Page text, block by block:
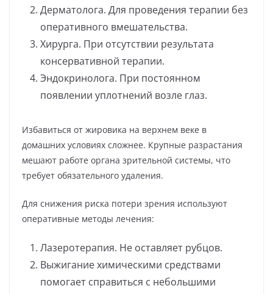
Дерматолога. Для проведения терапии без
оперативного вмешательства.
Хирурга. При отсутствии результата
консервативной терапии.
Эндокринолога. При постоянном
появлении уплотнений возле глаз.
Избавиться от жировика на верхнем веке в
домашних условиях сложнее. Крупные разрастания
мешают работе органа зрительной системы, что
требует обязательного удаления.
Для снижения риска потери зрения используют
оперативные методы лечения:
Лазеротерапия. Не оставляет рубцов.
Выжигание химическими средствами
помогает справиться с небольшими